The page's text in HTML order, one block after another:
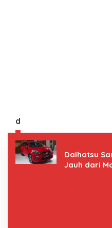
d
Daihatsu
Jauh dari